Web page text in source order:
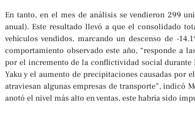
En tanto, en el mes de análisis se vendieron 299
anual). Este resultado llevó a que el consolidado
vehículos vendidos, marcando un descenso de -
comportamiento observado este año, “responde a
por el incremento de la conflictividad social
Yaku y el aumento de precipitaciones causadas por
atraviesan algunas empresas de transporte”, indicó
anotó el nivel más alto en ventas, este habría sido